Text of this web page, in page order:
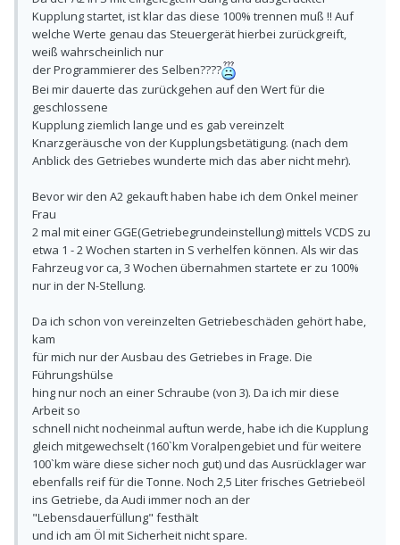
Kupplung startet, ist klar das diese 100% trennen muß !! Auf
welche Werte genau das Steuergerät hierbei zurückgreift,
weiß wahrscheinlich nur
der Programmierer des Selben????
Bei mir dauerte das zurückgehen auf den Wert für die
geschlossene
Kupplung ziemlich lange und es gab vereinzelt
Knarzgeräusche von der Kupplungsbetätigung. (nach dem
Anblick des Getriebes wunderte mich das aber nicht mehr).
Bevor wir den A2 gekauft haben habe ich dem Onkel meiner
Frau
2 mal mit einer GGE(Getriebegrundeinstellung) mittels VCDS zu
etwa 1 - 2 Wochen starten in S verhelfen können. Als wir das
Fahrzeug vor ca, 3 Wochen übernahmen startete er zu 100%
nur in der N-Stellung.
Da ich schon von vereinzelten Getriebeschäden gehört habe,
kam
für mich nur der Ausbau des Getriebes in Frage. Die
Führungshülse
hing nur noch an einer Schraube (von 3). Da ich mir diese
Arbeit so
schnell nicht nocheinmal auftun werde, habe ich die Kupplung
gleich mitgewechselt (160`km Voralpengebiet und für weitere
100`km wäre diese sicher noch gut) und das Ausrücklager war
ebenfalls reif für die Tonne. Noch 2,5 Liter frisches Getriebeöl
ins Getriebe, da Audi immer noch an der
"Lebensdauerfüllung" festhält
und ich am Öl mit Sicherheit nicht spare.